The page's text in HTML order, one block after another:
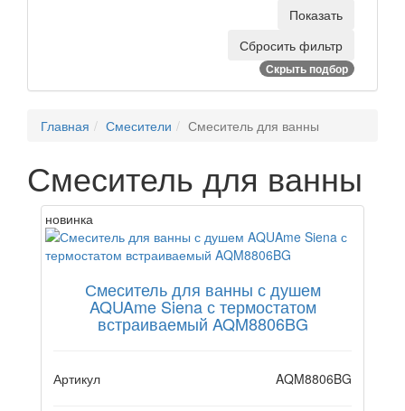
Скрыть подбор
Главная Смесители Смеситель для ванны
Смеситель для ванны
новинка
Смеситель для ванны с душем
AQUAme Siena с термостатом
встраиваемый AQM8806BG
Артикул AQM8806BG